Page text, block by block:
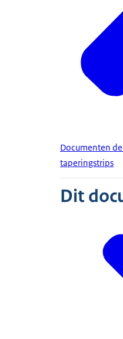
Documenten
taperingstrips
Dit